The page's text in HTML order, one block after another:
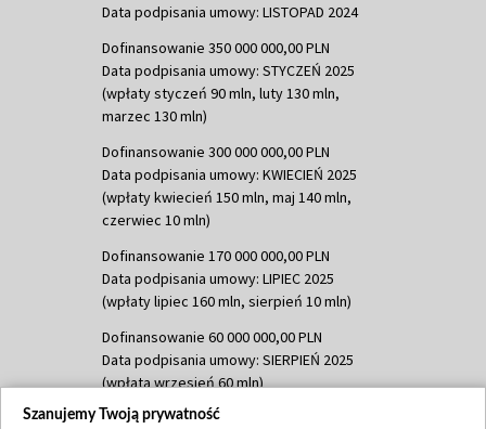
Data podpisania umowy: LISTOPAD 2024
Dofinansowanie 350 000 000,00 PLN
Data podpisania umowy: STYCZEŃ 2025
(wpłaty styczeń 90 mln, luty 130 mln,
marzec 130 mln)
Dofinansowanie 300 000 000,00 PLN
Data podpisania umowy: KWIECIEŃ 2025
(wpłaty kwiecień 150 mln, maj 140 mln,
czerwiec 10 mln)
Dofinansowanie 170 000 000,00 PLN
Data podpisania umowy: LIPIEC 2025
(wpłaty lipiec 160 mln, sierpień 10 mln)
Dofinansowanie 60 000 000,00 PLN
Data podpisania umowy: SIERPIEŃ 2025
(wpłata wrzesień 60 mln)
Dofinansowanie 635 783 051,21 PLN
Szanujemy Twoją prywatność